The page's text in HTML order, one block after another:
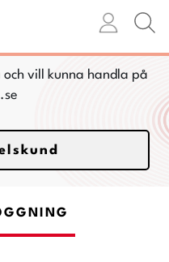
och vill kunna handla på